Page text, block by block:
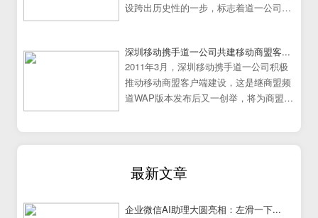
设跨出历史性的一步，标志着道一公司移
深圳移动携手道一公司共建移动商盟客...
2011年3月，深圳移动携手道一公司积极
推动移动商盟客户端建设，这是继商盟频
道WAP版本发布后又一创举，将为商盟频
最新文章
企业微信AI助理大圆亮相：左滑一下...